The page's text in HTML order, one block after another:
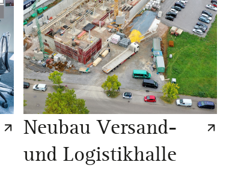
Neubau Versand-
und Logistikhalle